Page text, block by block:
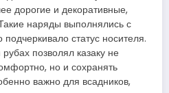
дорогие и декоративные,
наряды выполнялись с
статус носителя.
позволял казаку не
но и сохранять
важно для всадников,